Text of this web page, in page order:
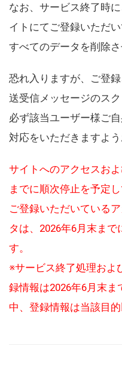
なお、サービス終了時
イトにてご登録いただ
すべてのデータを削除さ
恐れ入りますが、ご登
送受信メッセージのス
必ず該当ユーザー様ご
対応をいただきますよう
サイトへのアクセスお
までに順次停止を予定し
ご登録いただいている
タは、2026年6月末ま
す。
※サービス終了処理およ
録情報は2026年6月末
中、登録情報は当該目